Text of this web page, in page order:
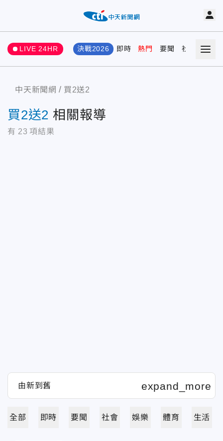
LIVE 24HR 決戰2026 即時 熱門 要聞 社會 娛樂
中天新聞網 買2送2
買2送2 相關報導
有 23 項結果
全部 即時 要聞 社會 娛樂 體育 生活